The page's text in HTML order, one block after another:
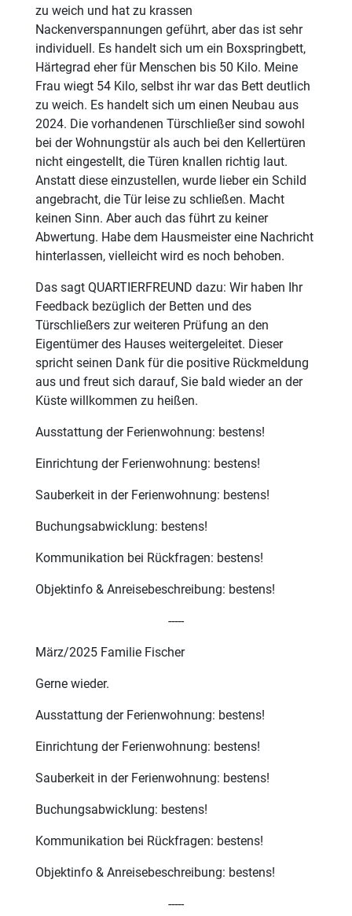
zu weich und hat zu krassen
Nackenverspannungen geführt, aber das ist sehr
individuell. Es handelt sich um ein Boxspringbett,
Härtegrad eher für Menschen bis 50 Kilo. Meine
Frau wiegt 54 Kilo, selbst ihr war das Bett deutlich
zu weich. Es handelt sich um einen Neubau aus
2024. Die vorhandenen Türschließer sind sowohl
bei der Wohnungstür als auch bei den Kellertüren
nicht eingestellt, die Türen knallen richtig laut.
Anstatt diese einzustellen, wurde lieber ein Schild
angebracht, die Tür leise zu schließen. Macht
keinen Sinn. Aber auch das führt zu keiner
Abwertung. Habe dem Hausmeister eine Nachricht
hinterlassen, vielleicht wird es noch behoben.
Das sagt QUARTIERFREUND dazu: Wir haben Ihr
Feedback bezüglich der Betten und des
Türschließers zur weiteren Prüfung an den
Eigentümer des Hauses weitergeleitet. Dieser
spricht seinen Dank für die positive Rückmeldung
aus und freut sich darauf, Sie bald wieder an der
Küste willkommen zu heißen.
Ausstattung der Ferienwohnung: bestens!
Einrichtung der Ferienwohnung: bestens!
Sauberkeit in der Ferienwohnung: bestens!
Buchungsabwicklung: bestens!
Kommunikation bei Rückfragen: bestens!
Objektinfo & Anreisebeschreibung: bestens!
-----
März/2025 Familie Fischer
Gerne wieder.
Ausstattung der Ferienwohnung: bestens!
Einrichtung der Ferienwohnung: bestens!
Sauberkeit in der Ferienwohnung: bestens!
Buchungsabwicklung: bestens!
Kommunikation bei Rückfragen: bestens!
Objektinfo & Anreisebeschreibung: bestens!
-----